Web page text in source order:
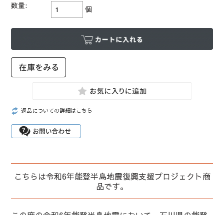
数量: 個
返品についての詳細はこちら
こちらは令和6年能登半島地震復興支援プロジェクト商
品です。